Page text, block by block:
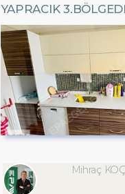
YAPRACIK
Mihraç KOÇ